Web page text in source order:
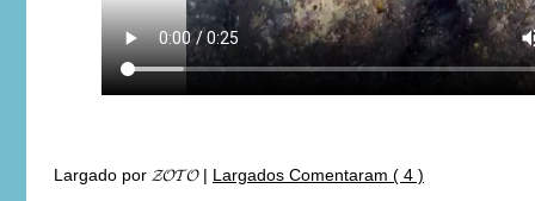
Largado por 𝓩𝓞𝓣𝓞| Largados Comentaram ( 4 )